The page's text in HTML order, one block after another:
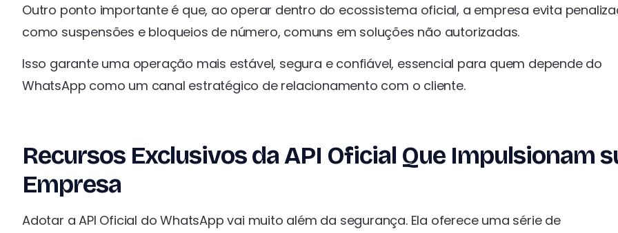
Outro ponto importante é que, ao operar dentro do ecossistema oficial, a empresa evita
como suspensões e bloqueios de número, comuns em soluções não autorizadas.
Isso garante uma operação mais estável, segura e confiável, essencial para quem depende do
WhatsApp como um canal estratégico de relacionamento com o cliente.
Recursos Exclusivos da API Oficial Que Impulsionam
Empresa
Adotar a API Oficial do WhatsApp vai muito além da segurança. Ela oferece uma série de